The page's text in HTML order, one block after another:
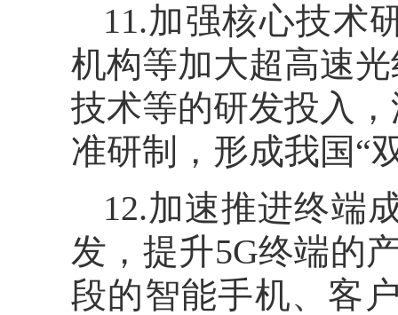
11.加强核心技术
机构等加大超高速
技术等的研发投入
准研制，形成我国“
12.加速推进终端
发，提升5G终端的
段的智能手机、客